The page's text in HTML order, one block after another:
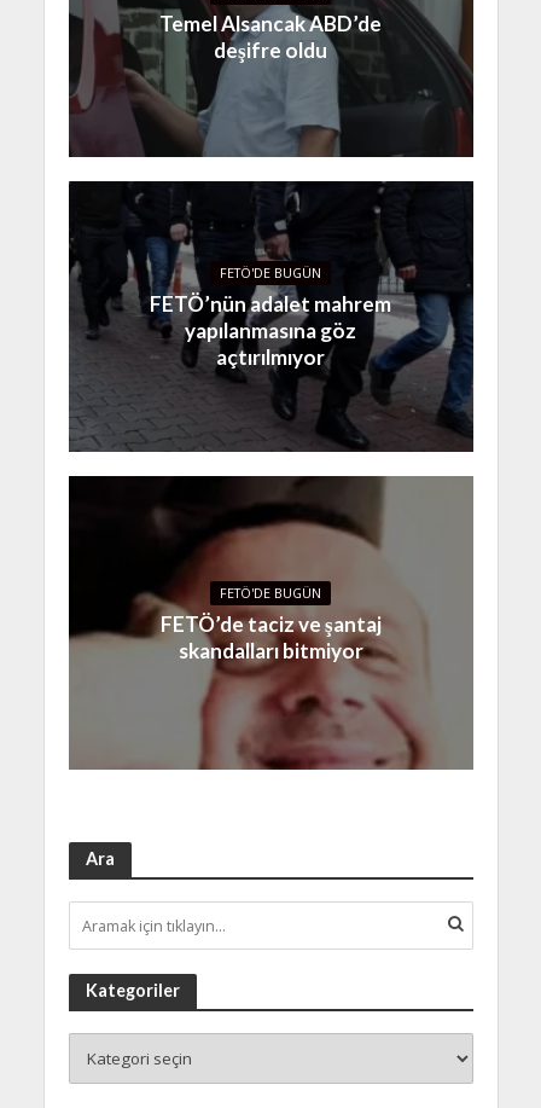
Temel Alsancak ABD’de
deşifre oldu
FETÖ'DE BUGÜN
FETÖ’nün adalet mahrem
yapılanmasına göz
açtırılmıyor
FETÖ'DE BUGÜN
FETÖ’de taciz ve şantaj
skandalları bitmiyor
Ara
Kategoriler